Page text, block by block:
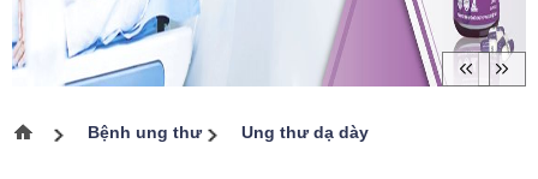
Trang chủ Bệnh ung thư Ung thư dạ dày